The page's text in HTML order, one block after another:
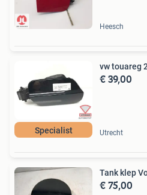
Heesch
Specialist
vw touareg
€ 39,00
Utrecht
Tank klep
€ 75,00